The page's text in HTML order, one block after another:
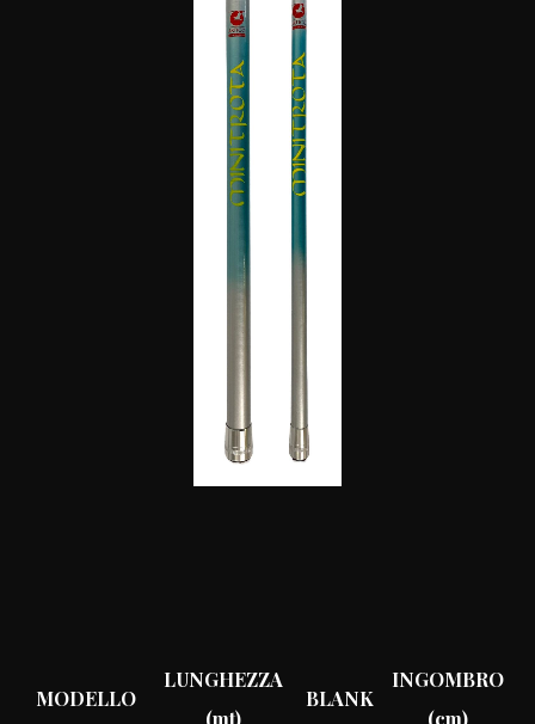
MODELLO
LUNGHEZZA
(mt)
BLANK
INGOMBRO
(cm)